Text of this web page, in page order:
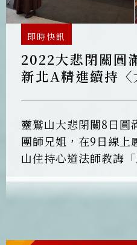
即時快訊
2022大悲閉關圓
新北A精進續持〈
靈鷲山大悲閉關8日圓
團師兄姐，在9日線上
山住持心道法師教誨
師勉勵「持咒、定課